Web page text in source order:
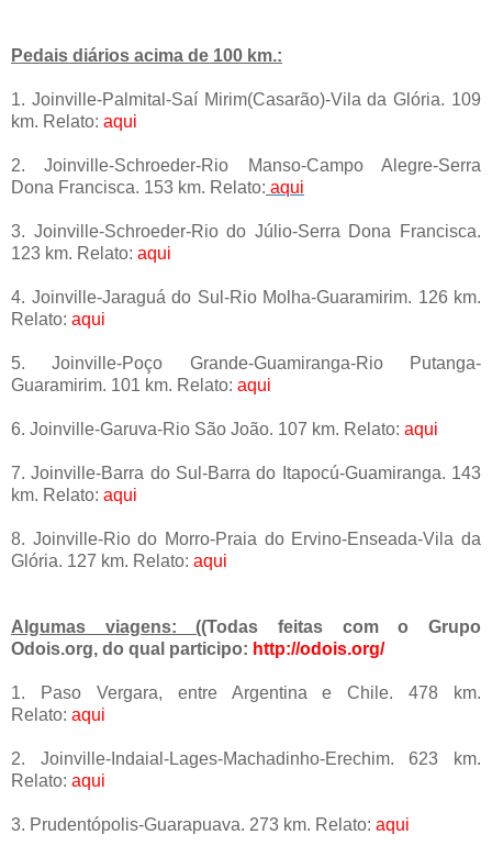
Pedais diários acima de 100 km.:
1. Joinville-Palmital-Saí Mirim(Casarão)-Vila da Glória. 109
km. Relato: aqui
2. Joinville-Schroeder-Rio Manso-Campo Alegre-Serra
Dona Francisca. 153 km. Relato: aqui
3. Joinville-Schroeder-Rio do Júlio-Serra Dona Francisca.
123 km. Relato: aqui
4. Joinville-Jaraguá do Sul-Rio Molha-Guaramirim. 126 km.
Relato: aqui
5. Joinville-Poço Grande-Guamiranga-Rio Putanga-
Guaramirim. 101 km. Relato: aqui
6. Joinville-Garuva-Rio São João. 107 km. Relato: aqui
7. Joinville-Barra do Sul-Barra do Itapocú-Guamiranga. 143
km. Relato: aqui
8. Joinville-Rio do Morro-Praia do Ervino-Enseada-Vila da
Glória. 127 km. Relato: aqui
Algumas viagens: ((Todas feitas com o Grupo
Odois.org, do qual participo: http://odois.org/
1. Paso Vergara, entre Argentina e Chile. 478 km.
Relato: aqui
2. Joinville-Indaial-Lages-Machadinho-Erechim. 623 km.
Relato: aqui
3. Prudentópolis-Guarapuava. 273 km. Relato: aqui